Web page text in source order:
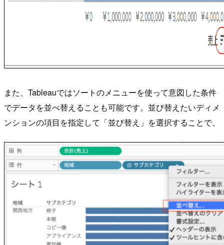
また、Tableauではソートのメニューを使って意図した条件
でデータを並べ替えることも可能です。並び替えたいディメ
ンションの項目を指定して「並び替え」を選択することで、